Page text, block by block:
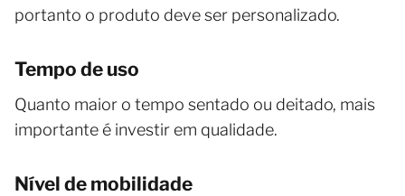
portanto o produto deve ser personalizado.
Tempo de uso
Quanto maior o tempo sentado ou deitado, mais
importante é investir em qualidade.
Nível de mobilidade